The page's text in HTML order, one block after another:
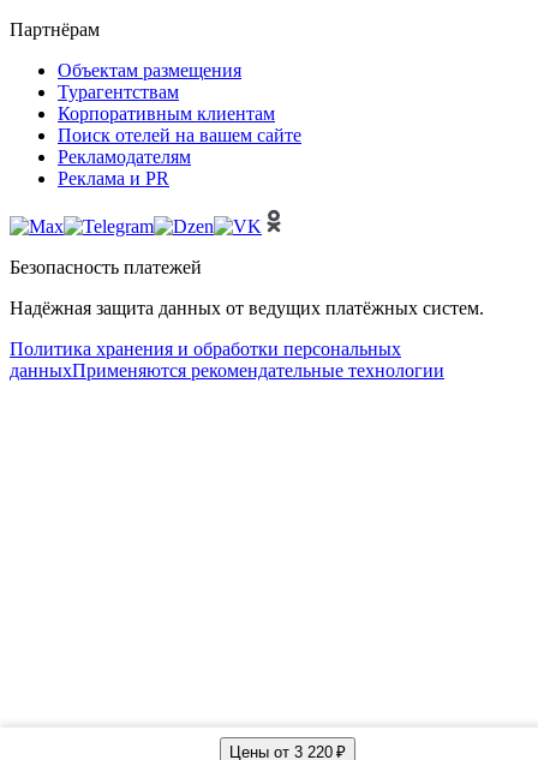
Цены от 3 220 ₽
Партнёрам
Объектам размещения
Турагентствам
Корпоративным клиентам
Поиск отелей на вашем сайте
Рекламодателям
Реклама и PR
Безопасность платежей
Надёжная защита данных от ведущих платёжных систем.
Политика хранения и обработки персональных
данныхПрименяются рекомендательные технологии